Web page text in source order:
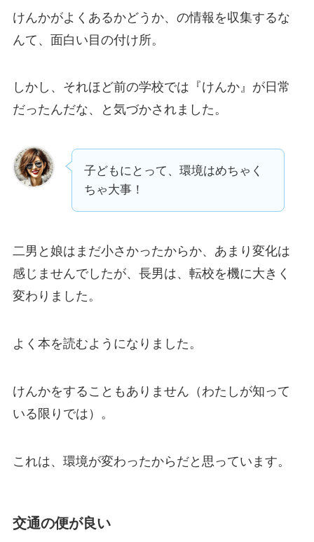
けんかがよくあるかどうか、の情報を収集するな
んて、面白い目の付け所。
しかし、それほど前の学校では『けんか』が日常
だったんだな、と気づかされました。
子どもにとって、環境はめちゃく
ちゃ大事！
二男と娘はまだ小さかったからか、あまり変化は
感じませんでしたが、長男は、転校を機に大きく
変わりました。
よく本を読むようになりました。
けんかをすることもありません（わたしが知って
いる限りでは）。
これは、環境が変わったからだと思っています。
交通の便が良い